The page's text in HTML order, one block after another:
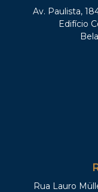
Av. Paulista,
Edifício
Rua Lauro